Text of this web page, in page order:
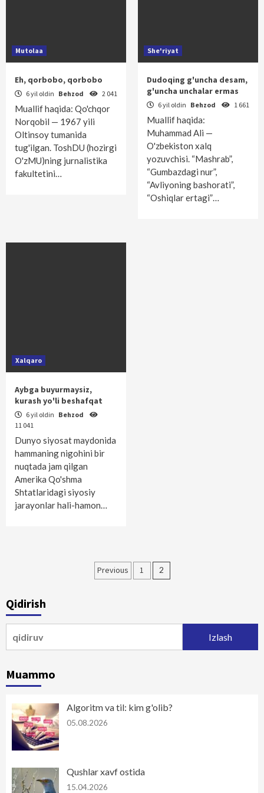
Mutolaa
Eh, qorbobo, qorbobo
6 yil oldin Behzod 2 041
Muallif haqida: Qo'chqor
Norqobil — 1967 yili
Oltinsoy tumanida
tug'ilgan. ToshDU (hozirgi
O'zMU)ning jurnalistika
fakultetini…
She'riyat
Dudoqing g'uncha desam,
g'uncha unchalar ermas
6 yil oldin Behzod 1 661
Muallif haqida:
Muhammad Ali —
O'zbekiston xalq
yozuvchisi. “Mashrab”,
“Gumbazdagi nur”,
“Avliyoning bashorati”,
“Oshiqlar ertagi”…
Xalqaro
Aybga buyurmaysiz,
kurash yo'li beshafqat
6 yil oldin Behzod
11 041
Dunyo siyosat maydonida
hammaning nigohini bir
nuqtada jam qilgan
Amerika Qo'shma
Shtatlaridagi siyosiy
jarayonlar hali-hamon…
Maqolalar
Previous 1 2
Qidirish
Muammo
Algoritm va til: kim g'olib?
05.08.2026
Qushlar xavf ostida
15.04.2026